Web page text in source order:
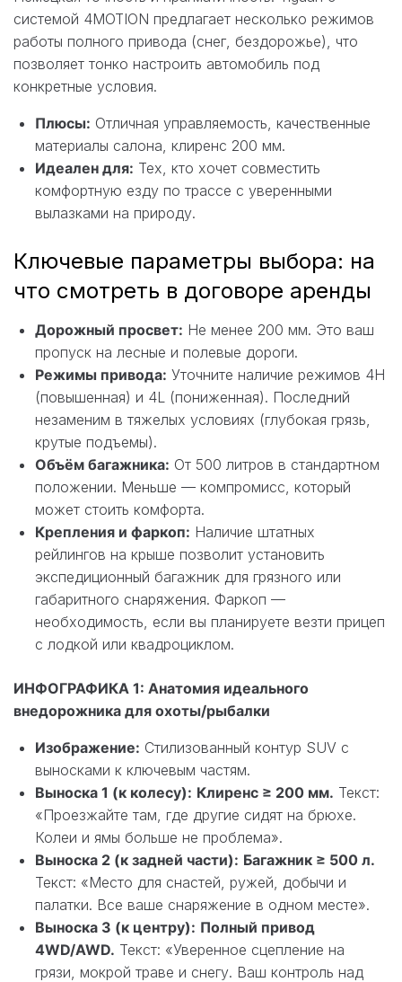
системой 4MOTION предлагает несколько режимов
работы полного привода (снег, бездорожье), что
позволяет тонко настроить автомобиль под
конкретные условия.
Плюсы: Отличная управляемость, качественные
материалы салона, клиренс 200 мм.
Идеален для: Тех, кто хочет совместить
комфортную езду по трассе с уверенными
вылазками на природу.
Ключевые параметры выбора: на
что смотреть в договоре аренды
Дорожный просвет: Не менее 200 мм. Это ваш
пропуск на лесные и полевые дороги.
Режимы привода: Уточните наличие режимов 4H
(повышенная) и 4L (пониженная). Последний
незаменим в тяжелых условиях (глубокая грязь,
крутые подъемы).
Объём багажника: От 500 литров в стандартном
положении. Меньше — компромисс, который
может стоить комфорта.
Крепления и фаркоп: Наличие штатных
рейлингов на крыше позволит установить
экспедиционный багажник для грязного или
габаритного снаряжения. Фаркоп —
необходимость, если вы планируете везти прицеп
с лодкой или квадроциклом.
ИНФОГРАФИКА 1: Анатомия идеального
внедорожника для охоты/рыбалки
Изображение: Стилизованный контур SUV с
выносками к ключевым частям.
Выноска 1 (к колесу): Клиренс ≥ 200 мм. Текст:
«Проезжайте там, где другие сидят на брюхе.
Колеи и ямы больше не проблема».
Выноска 2 (к задней части): Багажник ≥ 500 л.
Текст: «Место для снастей, ружей, добычи и
палатки. Все ваше снаряжение в одном месте».
Выноска 3 (к центру): Полный привод
4WD/AWD. Текст: «Уверенное сцепление на
грязи, мокрой траве и снегу. Ваш контроль над